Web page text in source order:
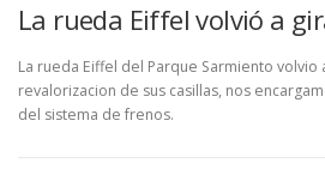
La rueda Eiffel volvió a
La rueda Eiffel del Parque Sarmiento volvio
revalorizacion de sus casillas, nos
del sistema de frenos.